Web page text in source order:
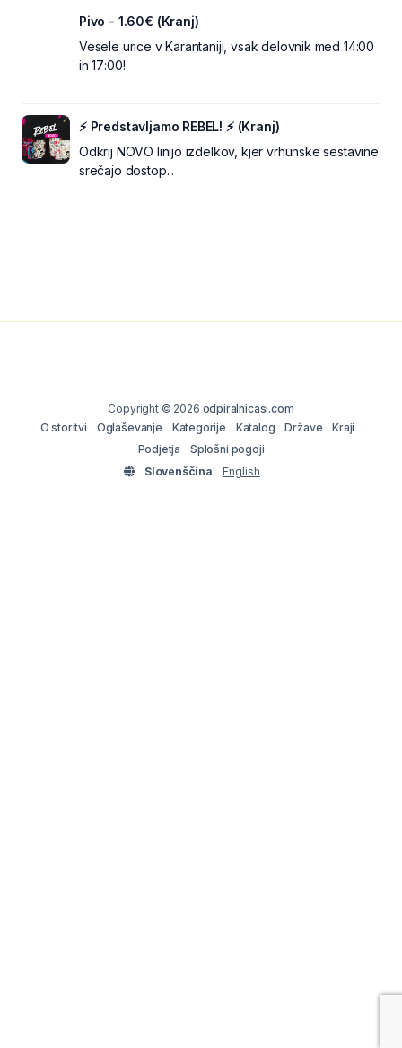
Pivo - 1.60€ (Kranj)
Vesele urice v Karantaniji, vsak delovnik med 14:00
in 17:00!
⚡ Predstavljamo REBEL! ⚡ (Kranj)
Odkrij NOVO linijo izdelkov, kjer vrhunske sestavine
srečajo dostop...
Copyright © 2026 odpiralnicasi.com
O storitvi
Oglaševanje Kategorije Katalog Države
Kraji
Podjetja
Splošni pogoji
Slovenščina
English